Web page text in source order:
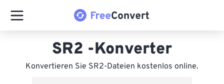
SR2 -Konverter
Konvertieren Sie SR2-Dateien kostenlos online.